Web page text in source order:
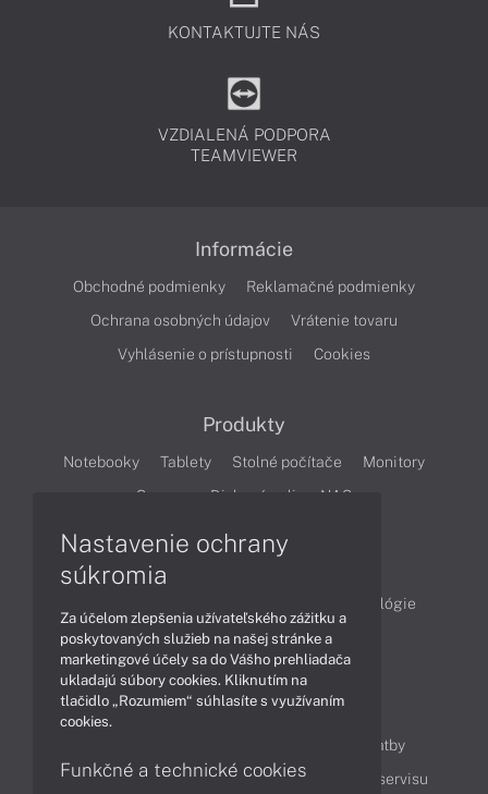
KONTAKTUJTE NÁS
VZDIALENÁ PODPORA
TEAMVIEWER
Informácie
Obchodné podmienky
Reklamačné podmienky
Ochrana osobných údajov
Vrátenie tovaru
Vyhlásenie o prístupnosti
Cookies
Produkty
Notebooky Tablety Stolné počítače
Monitory
Servery
Diskové polia a NAS
Technológie
Videá
Obsah
Možnosti doručenia a platby
Podpora a servis
Servisné služby Cenník servisu
Nastavenie ochrany
súkromia
Za účelom zlepšenia užívateľského zážitku a
poskytovaných služieb na našej stránke a
marketingové účely sa do Vášho prehliadača
ukladajú súbory cookies. Kliknutím na
tlačidlo „Rozumiem“ súhlasíte s využívaním
cookies.
Funkčné a technické cookies